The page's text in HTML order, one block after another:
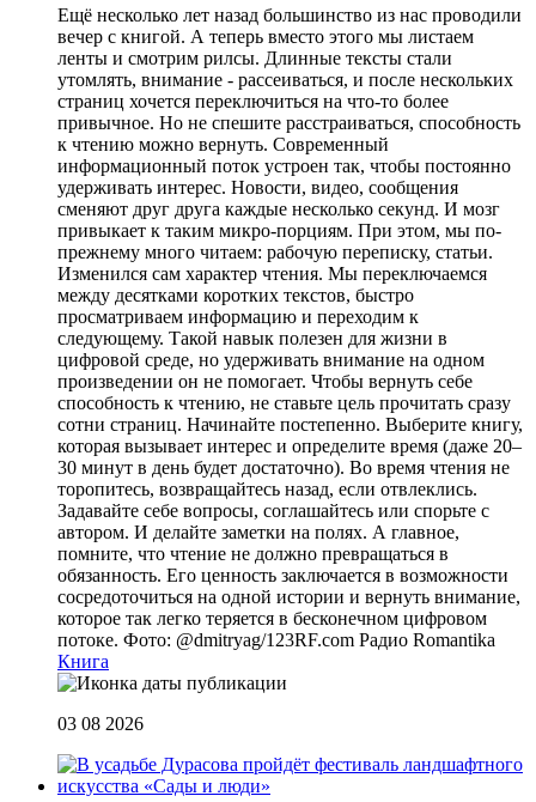
Eщё несколько лет назад большинство из нас проводили
вечер с книгой. А теперь вместо этого мы листаем
ленты и смотрим рилсы. Длинные тексты стали
утомлять, внимание - рассеиваться, и после нескольких
страниц хочется переключиться на что-то более
привычное. Но не спешите расстраиваться, способность
к чтению можно вернуть. Современный
информационный поток устроен так, чтобы постоянно
удерживать интерес. Новости, видео, сообщения
сменяют друг друга каждые несколько секунд. И мозг
привыкает к таким микро-порциям. При этом, мы по-
прежнему много читаем: рабочую переписку, статьи.
Изменился сам характер чтения. Мы переключаемся
между десятками коротких текстов, быстро
просматриваем информацию и переходим к
следующему. Такой навык полезен для жизни в
цифровой среде, но удерживать внимание на одном
произведении он не помогает. Чтобы вернуть себе
способность к чтению, не ставьте цель прочитать сразу
сотни страниц. Начинайте постепенно. Выберите книгу,
которая вызывает интерес и определите время (даже 20–
30 минут в день будет достаточно). Во время чтения не
торопитесь, возвращайтесь назад, если отвлеклись.
Задавайте себе вопросы, соглашайтесь или спорьте с
автором. И делайте заметки на полях. А главное,
помните, что чтение не должно превращаться в
обязанность. Его ценность заключается в возможности
сосредоточиться на одной истории и вернуть внимание,
которое так легко теряется в бесконечном цифровом
потоке. Фото: @dmitryag/123RF.com Радио Romantika
Книга
03 08 2026